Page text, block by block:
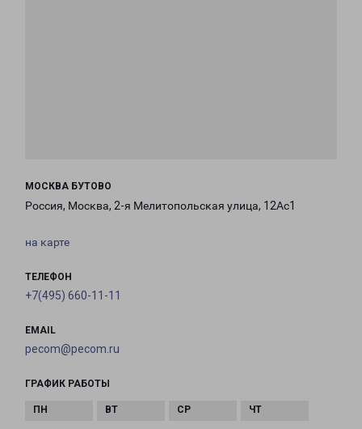
МОСКВА БУТОВО
Россия, Москва, 2-я Мелитопольская улица, 12Ас1
на карте
ТЕЛЕФОН
+7(495) 660-11-11
EMAIL
pecom@pecom.ru
ГРАФИК РАБОТЫ